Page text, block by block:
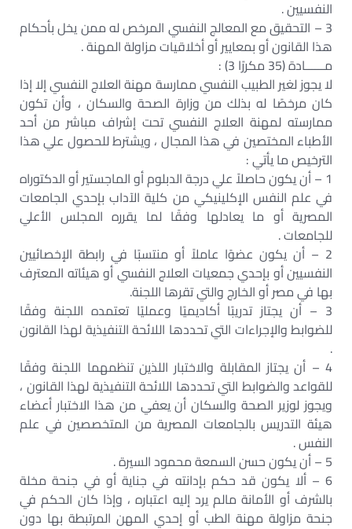
النفسيين .
3 – التحقيق مع المعالج النفسي المرخص له ممن يخل بأحكام
هذا القانون أو بمعايير أو أخلاقيات مزاولة المهنة .
مــــــادة (35 مكررًا 3) :
لا يجوز لغير الطبيب النفسي ممارسة مهنة العلاج النفسي إلا إذا
كان مرخصًا له بذلك من وزارة الصحة والسكان ، وأن تكون
ممارسته لمهنة العلاج النفسي تحت إشراف مباشر من أحد
الأطباء المختصين في هذا المجال ، ويشترط للحصول علي هذا
الترخيص ما يأتي :
1 – أن يكون حاصلاً علي درجة الدبلوم أو الماجستير أو الدكتوراه
في علم النفس الإكلينيكي من كلية الآداب بإحدي الجامعات
المصرية أو ما يعادلها وفقًا لما يقرره المجلس الأعلي
للجامعات .
2 – أن يكون عضوًا عاملاً أو منتسبًا في رابطة الإخصائيين
النفسيين أو بإحدي جمعيات العلاج النفسي أو هيئاته المعترف
بها في مصر أو الخارج والتي تقرها اللجنة.
3 – أن يجتاز تدريبًا أكاديميًا وعمليًا تعتمده اللجنة وفقًا
للضوابط والإجراءات التي تحددها اللائحة التنفيذية لهذا القانون
.
4 – أن يجتاز المقابلة والاختبار اللذين تنظمهما اللجنة وفقًا
للقواعد والضوابط التي تحددها اللائحة التنفيذية لهذا القانون ،
ويجوز لوزير الصحة والسكان أن يعفي من هذا الاختبار أعضاء
هيئة التدريس بالجامعات المصرية من المتخصصين في علم
النفس .
5 – أن يكون حسن السمعة محمود السيرة .
6 – ألا يكون قد حكم بإدانته في جناية أو في جنحة مخلة
بالشرف أو الأمانة مالم يرد إليه اعتباره ، وإذا كان الحكم في
جنحة مزاولة مهنة الطب أو إحدي المهن المرتبطة بها دون